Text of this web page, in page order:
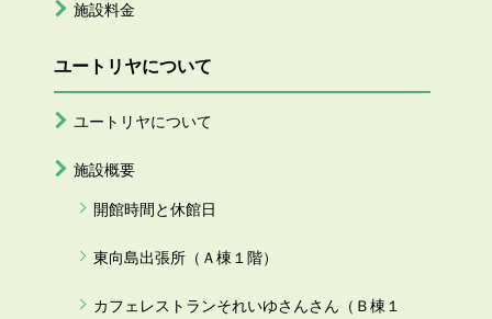
施設料金
ユートリヤについて
ユートリヤについて
施設概要
開館時間と休館日
東向島出張所（Ａ棟１階）
カフェレストランそれいゆさんさん（Ｂ棟１